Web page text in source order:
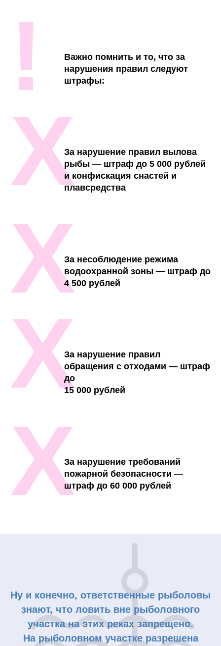
Важно помнить и то, что за
нарушения правил следуют
штрафы:
!
За нарушение правил вылова
рыбы — штраф до 5 000 рублей
и конфискация снастей и
плавсредства
Х
За несоблюдение режима
водоохранной зоны — штраф до
4 500 рублей
Х
За нарушение правил
обращения с отходами — штраф
до
15 000 рублей
Х
За нарушение требований
пожарной безопасности —
штраф до 60 000 рублей
Х
Ну и конечно, ответственные рыболовы
знают, что ловить вне рыболовного
участка на этих реках запрещено.
На рыболовном участке разрешена